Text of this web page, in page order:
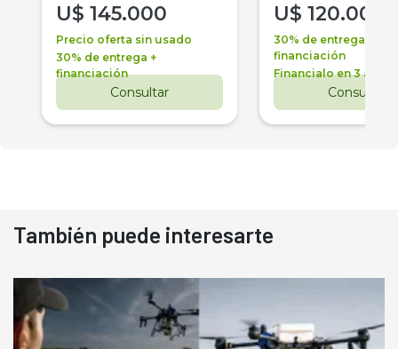
U$ 145.000
Precio oferta sin usado
30% de entrega +
financiación
Consultar
U$ 120.000
30% de entrega +
financiación
Financialo en 3 años
Consultar
También puede interesarte